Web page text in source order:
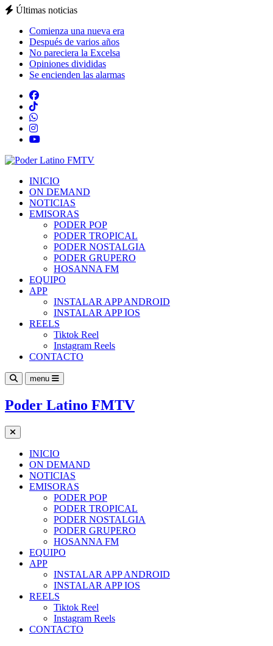
Últimas noticias
Comienza una nueva era
Después de varios años
No pareciera la Excelsa
Opiniones divididas
Se encienden las alarmas
INICIO
ON DEMAND
NOTICIAS
EMISORAS
PODER POP
PODER TROPICAL
PODER NOSTALGIA
PODER GRUPERO
HOSANNA FM
EQUIPO
APP
INSTALAR APP ANDROID
INSTALAR APP IOS
REELS
Tiktok Reel
Instagram Reels
CONTACTO
menu
Poder Latino FMTV
INICIO
ON DEMAND
NOTICIAS
EMISORAS
PODER POP
PODER TROPICAL
PODER NOSTALGIA
PODER GRUPERO
HOSANNA FM
EQUIPO
APP
INSTALAR APP ANDROID
INSTALAR APP IOS
REELS
Tiktok Reel
Instagram Reels
CONTACTO